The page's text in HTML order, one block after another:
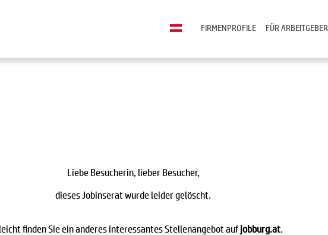
FÜR ARBEITGEBER
FIRMENPROFILE
Liebe Besucherin, lieber Besucher,
dieses Jobinserat wurde leider gelöscht.
finden Sie ein anderes interessantes Stellenangebot aufjobburg.at.